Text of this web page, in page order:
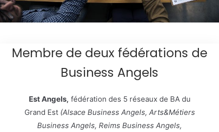
Membre de deux fédérations de
Business Angels
Est Angels, fédération des 5 réseaux de BA du
Grand Est (Alsace Business Angels, Arts&Métiers
Business Angels, Reims Business Angels,